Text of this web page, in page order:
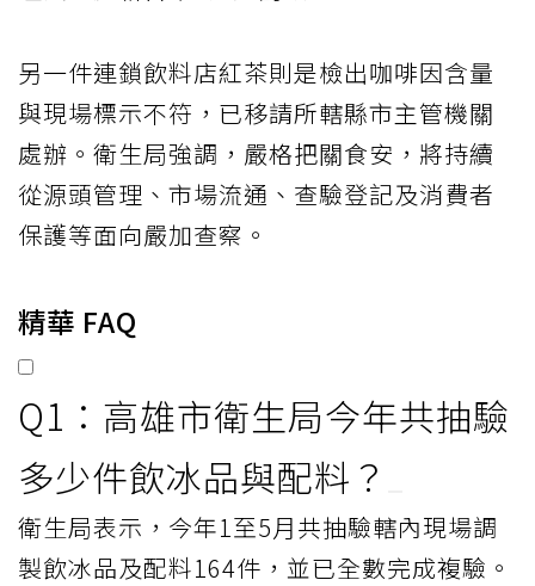
另一件連鎖飲料店紅茶則是檢出咖啡因含量
與現場標示不符，已移請所轄縣市主管機關
處辦。衛生局強調，嚴格把關食安，將持續
從源頭管理、市場流通、查驗登記及消費者
保護等面向嚴加查察。
精華 FAQ
Q1：高雄市衛生局今年共抽驗
多少件飲冰品與配料？
衛生局表示，今年1至5月共抽驗轄內現場調
製飲冰品及配料164件，並已全數完成複驗。